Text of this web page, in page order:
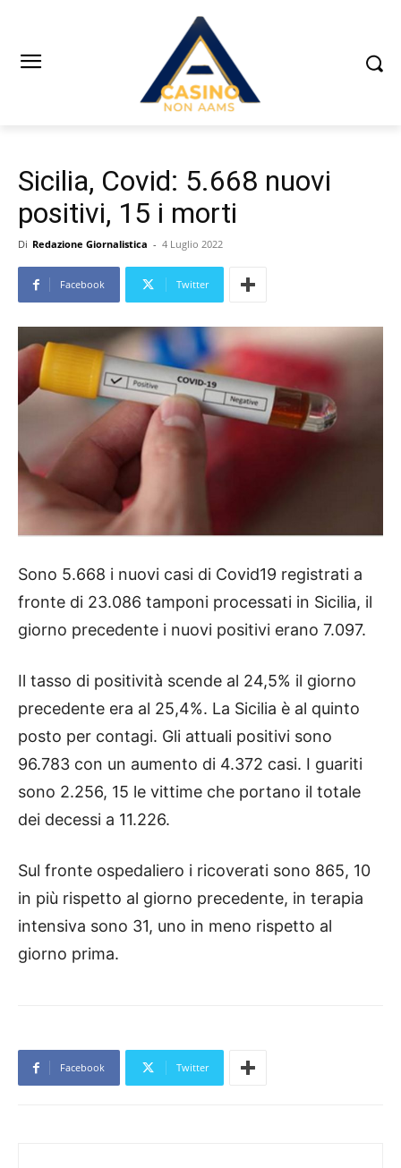
Sicilia, Covid: 5.668 nuovi
positivi, 15 i morti
Di Redazione Giornalistica - 4 Luglio 2022
Facebook Twitter
Sono 5.668 i nuovi casi di Covid19 registrati a
fronte di 23.086 tamponi processati in Sicilia, il
giorno precedente i nuovi positivi erano 7.097.
Il tasso di positività scende al 24,5% il giorno
precedente era al 25,4%. La Sicilia è al quinto
posto per contagi. Gli attuali positivi sono
96.783 con un aumento di 4.372 casi. I guariti
sono 2.256, 15 le vittime che portano il totale
dei decessi a 11.226.
Sul fronte ospedaliero i ricoverati sono 865, 10
in più rispetto al giorno precedente, in terapia
intensiva sono 31, uno in meno rispetto al
giorno prima.
Facebook Twitter